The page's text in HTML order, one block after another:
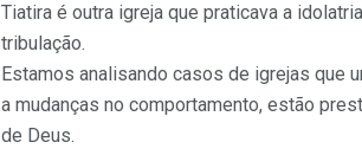
Tiatira é outra igreja que praticava a
tribulação.
Estamos analisando casos de igrejas que
a mudanças no comportamento, estão
de Deus.